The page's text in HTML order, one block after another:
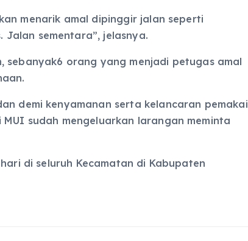
menarik amal dipinggir jalan seperti
sementara”, jelasnya.
sebanyak6 orang yang menjadi petugas amal
demi kenyamanan serta kelancaran pemakai
sudah mengeluarkan larangan meminta
di seluruh Kecamatan di Kabupaten